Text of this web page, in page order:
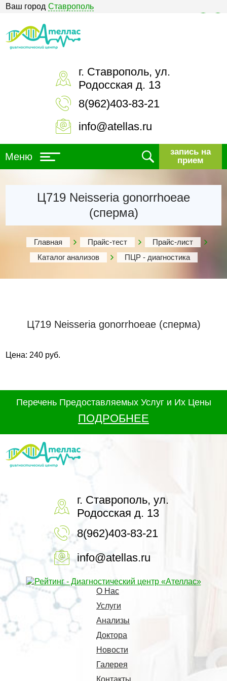
Ваш город Ставрополь
г. Ставрополь, ул.
Родосская д. 13
8(962)403-83-21
info@atellas.ru
Меню
запись на
прием
Ц719 Neisseria gonorrhoeae
(сперма)
Главная Прайс-тест
Прайс-лист
Каталог анализов
ПЦР - диагностика
Ц719 Neisseria gonorrhoeae (сперма)
Цена: 240 руб.
Перечень Предоставляемых Услуг и Их Цены
ПОДРОБНЕЕ
г. Ставрополь, ул.
Родосская д. 13
8(962)403-83-21
info@atellas.ru
О Нас
Услуги
Анализы
Доктора
Новости
Галерея
Контакты